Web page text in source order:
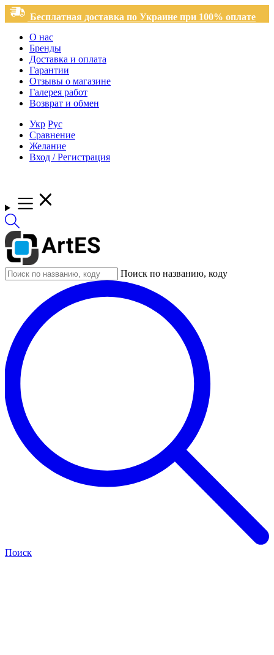
Бесплатная доставка по Украине при 100% оплате
О нас
Бренды
Доставка и оплата
Гарантии
Отзывы о магазине
Галерея работ
Возврат и обмен
Укр Рус
Сравнение
Желание
Вход / Регистрация
Поиск по названию, коду
Поиск